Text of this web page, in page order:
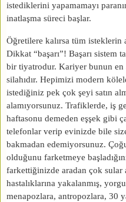
istediklerini yapamamayı
inatlaşma süreci başlar.
Öğretilere kalırsa tüm isteklerin
Dikkat “başarı”! Başarı sistem
bir tiyatrodur. Kariyer bunun en
silahıdır. Hepimizi modern
istediğiniz pek çok şeyi satın
alamıyorsunuz. Trafiklerde, iş
haftasonu demeden eşşek gibi
telefonlar verip evinizde bile
bakmadan edemiyorsunuz.
olduğunu farketmeye
farkettiğinizde aradan çok sular
hastalıklarına yakalanmış,
menapozlara, antropozlara, 30